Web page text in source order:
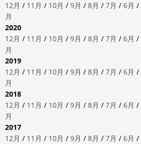
12月 / 11月 / 10月 / 9月 / 8月 / 7月 / 6月 /
月
2020
12月 / 11月 / 10月 / 9月 / 8月 / 7月 / 6月 /
月
2019
12月 / 11月 / 10月 / 9月 / 8月 / 7月 / 6月 /
月
2018
12月 / 11月 / 10月 / 9月 / 8月 / 7月 / 6月 /
月
2017
12月 / 11月 / 10月 / 9月 / 8月 / 7月 / 6月 /